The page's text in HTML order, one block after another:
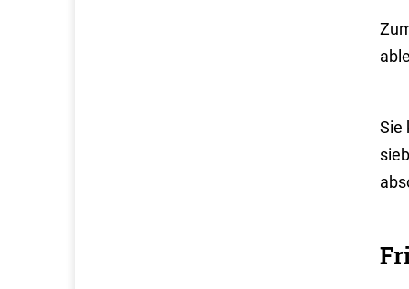
Sie